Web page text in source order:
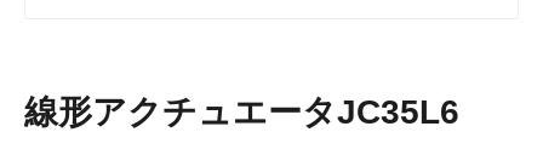
線形アクチュエータJC35L6